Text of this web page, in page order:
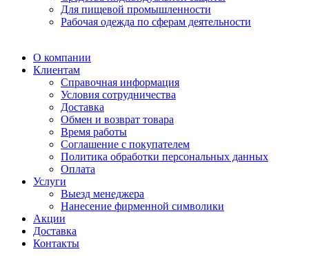
Для пищевой промышленности
Рабочая одежда по сферам деятельности
О компании
Клиентам
Справочная информация
Условия сотрудничества
Доставка
Обмен и возврат товара
Время работы
Соглашение с покупателем
Политика обработки персональных данных
Оплата
Услуги
Выезд менеджера
Нанесение фирменной символики
Акции
Доставка
Контакты